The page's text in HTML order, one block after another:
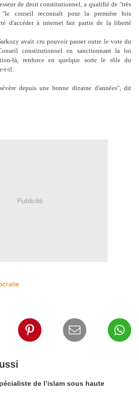
de droit constitutionnel, a qualifié de "très
"le conseil reconnaît pour la première fois
d'accéder à internet fait partie de la liberté
avait cru pouvoir passer outre le vote du
constitutionnel en sanctionnant la loi
là, renforce en quelque sorte le rôle du
t-il.
depuis une bonne dizaine d'années", dit
Publicité
de l’islam sous haute